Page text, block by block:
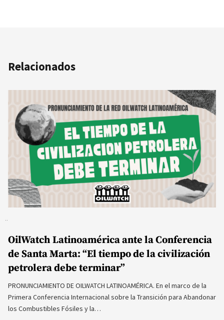
Relacionados
OilWatch Latinoamérica ante la Conferencia
de Santa Marta: “El tiempo de la civilización
petrolera debe terminar”
PRONUNCIAMIENTO DE OILWATCH LATINOAMÉRICA. En el marco de la
Primera Conferencia Internacional sobre la Transición para Abandonar
los Combustibles Fósiles y la…